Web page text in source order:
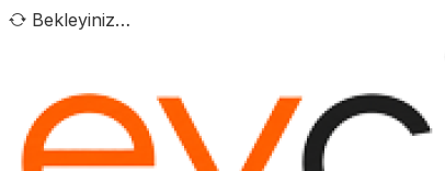
Bekleyiniz…